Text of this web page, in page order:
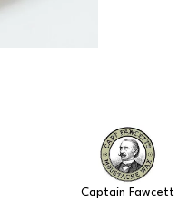
Captain Fawcett